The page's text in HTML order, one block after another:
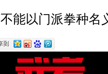
能以门派拳种名